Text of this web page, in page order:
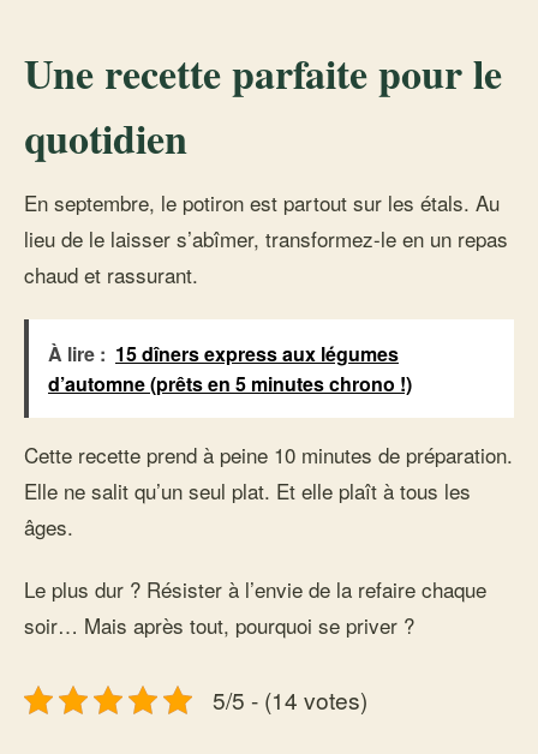
Une recette parfaite pour le
quotidien
En septembre, le potiron est partout sur les étals. Au
lieu de le laisser s’abîmer, transformez-le en un repas
chaud et rassurant.
À lire : 15 dîners express aux légumes
d’automne (prêts en 5 minutes chrono !)
Cette recette prend à peine 10 minutes de préparation.
Elle ne salit qu’un seul plat. Et elle plaît à tous les
âges.
Le plus dur ? Résister à l’envie de la refaire chaque
soir… Mais après tout, pourquoi se priver ?
5/5 - (14 votes)